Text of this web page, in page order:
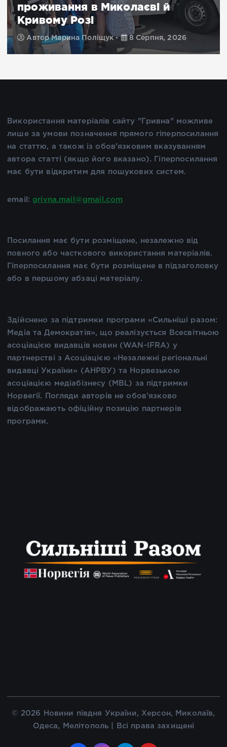
проживання в Миколаєві й
Кривому Розі
АвторМарина Поліщук 8 Серпня, 2026
Використання матеріалів сайту "Гривна" можливе
лише за умови позначення прямого гіперпосилання
на статтю, а також із обов'язковим вказуванням
автора статті (якщо його вказано). Гіперпосилання
має бути відкритим для пошукових систем.
email: grivna.mail@gmail.com
Посилання має бути розміщене, незалежно від
повного або часткового використання матеріалів.
Гіперпосилання має бути розміщене в підзаголовку
або в першому абзаці матеріалу.
Здійснено за підтримки програми «Сильніші разом:
Медіа та Демократія», що реалізується Всесвітньою
асоціацією видавців новин (WAN-IFRA) у
партнерстві з Асоціацією «Незалежні регіональні
видавці України» (АНРВУ) та Норвезькою
асоціацією медіабізнесу (MBL) за підтримки
Норвегії. Погляди авторів не обов’язково
відображають офіційну позицію партнерів
програми.
© 2026 Новини півдня України, Херсон, Миколаїв,
Одеса, Мелітополь | Всі права захищені